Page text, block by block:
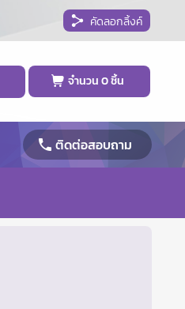
คัดลอกลิ้งค์
จำนวน0ชิ้น
ติดต่อสอบถาม